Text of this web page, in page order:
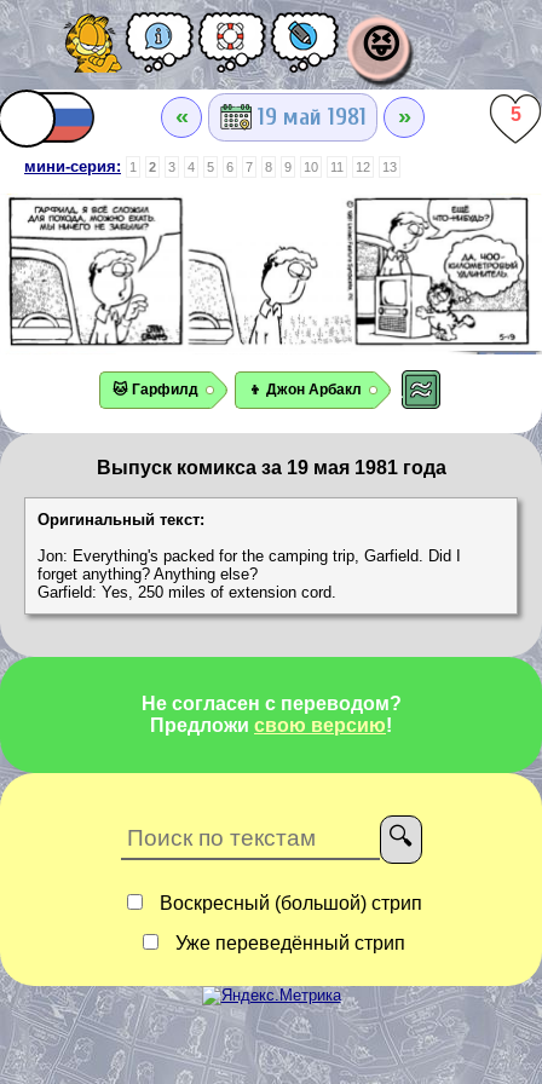
😝
« 19 май 1981 » 5
мини-серия: 1 2 3 4 5 6 7 8 9 10 11 12 13
🐱 Гарфилд 👦 Джон Арбакл
Выпуск комикса за 19 мая 1981 года
Оригинальный текст:
Jon: Everything's packed for the camping trip, Garfield. Did I
forget anything? Anything else?
Garfield: Yes, 250 miles of extension cord.
Не согласен с переводом?
Предложи свою версию!
Воскресный (большой) стрип
Уже переведённый стрип